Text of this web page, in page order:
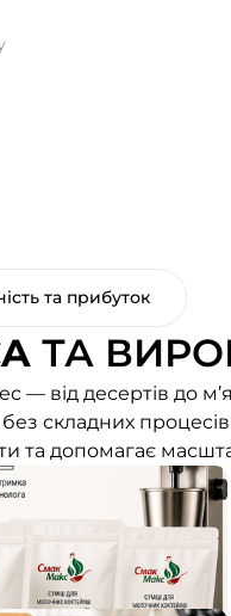
та прибуток
ТА
від десертів до
складних
та допомагає